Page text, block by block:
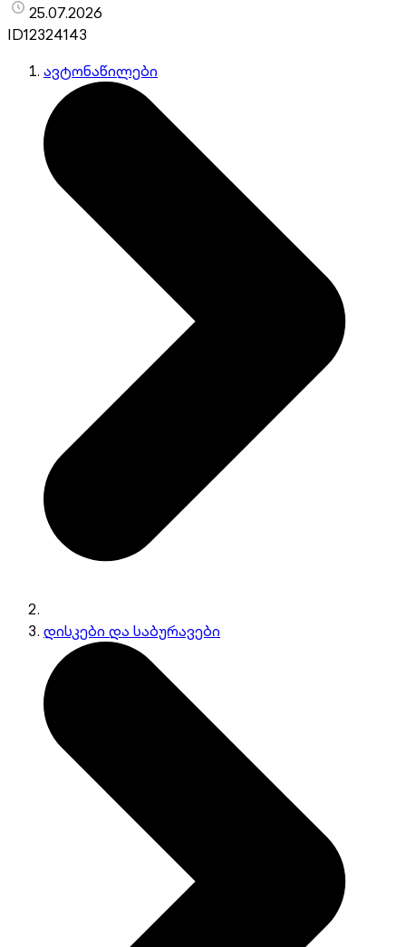
25.07.2026
ID12324143
ავტონაწილები
დისკები და საბურავები